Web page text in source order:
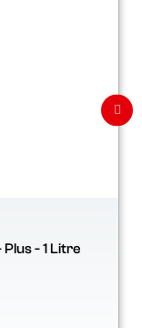
Liquide de Frein - DOT 4 - (DOT4) - Plus - 1 Litre